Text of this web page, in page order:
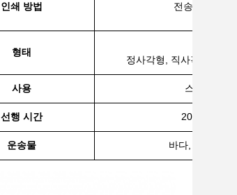
인쇄 방법 전송 인쇄, 디
형태
정사각형, 직사각형, 삼
사용 스포츠, 선
선행 시간 20-25일 (량
운송물 바다, 공기, 익